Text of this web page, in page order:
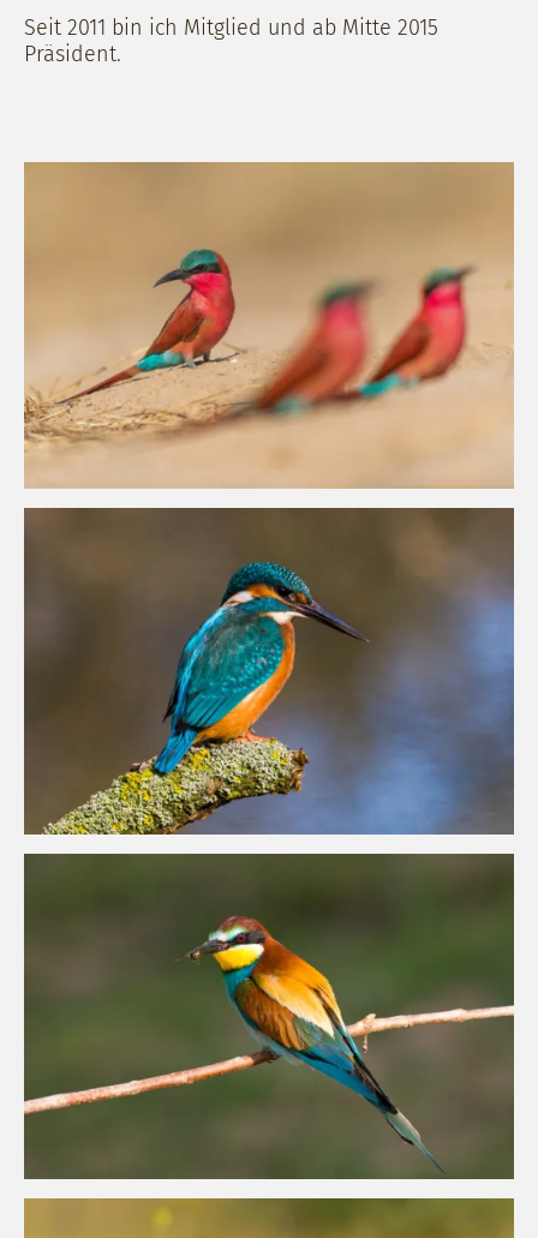
Seit 2011 bin ich Mitglied und ab Mitte 2015
Präsident.